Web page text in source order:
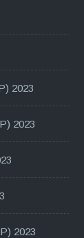
2023
2023
2023